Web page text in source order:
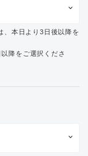
、本日より3日後以降を
降をご選択くださ